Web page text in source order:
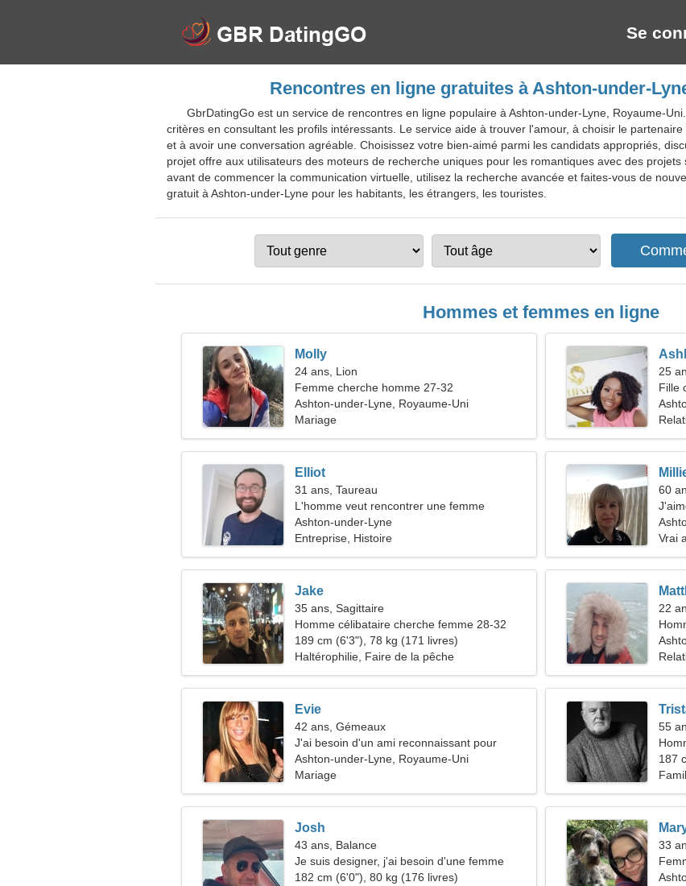
Se
Rencontres en ligne gratuites à Ashton-under-
GbrDatingGo est un service de rencontres en ligne populaire à Ashton-under-Lyne, Royaume-
critères en consultant les profils intéressants. Le service aide à trouver l'amour, à choisir le
et à avoir une conversation agréable. Choisissez votre bien-aimé parmi les candidats appropriés,
projet offre aux utilisateurs des moteurs de recherche uniques pour les romantiques avec des
avant de commencer la communication virtuelle, utilisez la recherche avancée et faites-vous de
gratuit à Ashton-under-Lyne pour les habitants, les étrangers, les touristes.
Hommes et femmes en ligne
Molly
24 ans, Lion
Femme cherche homme 27-32
Ashton-under-Lyne, Royaume-Uni
Mariage
25
Fille
Elliot
31 ans, Taureau
L'homme veut rencontrer une femme
Ashton-under-Lyne
Entreprise, Histoire
60
Vrai
Jake
35 ans, Sagittaire
Homme célibataire cherche femme 28-32
189 cm (6'3"), 78 kg (171 livres)
Haltérophilie, Faire de la pêche
22
Evie
42 ans, Gémeaux
J'ai besoin d'un ami reconnaissant pour
danser
Ashton-under-Lyne, Royaume-Uni
Mariage
55
45-
187
Josh
43 ans, Balance
Je suis designer, j'ai besoin d'une femme
affectueuse
182 cm (6'0"), 80 kg (176 livres)
33
35-